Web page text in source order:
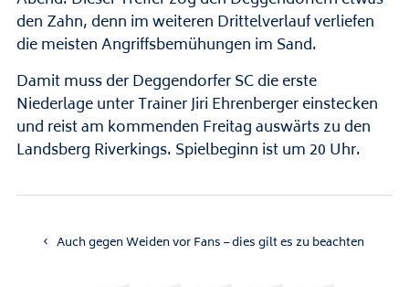
den Zahn, denn im weiteren Drittelverlauf verliefen
die meisten Angriffsbemühungen im Sand.
Damit muss der Deggendorfer SC die erste
Niederlage unter Trainer Jiri Ehrenberger einstecken
und reist am kommenden Freitag auswärts zu den
Landsberg Riverkings. Spielbeginn ist um 20 Uhr.
Auch gegen Weiden vor Fans – dies gilt es zu beachten